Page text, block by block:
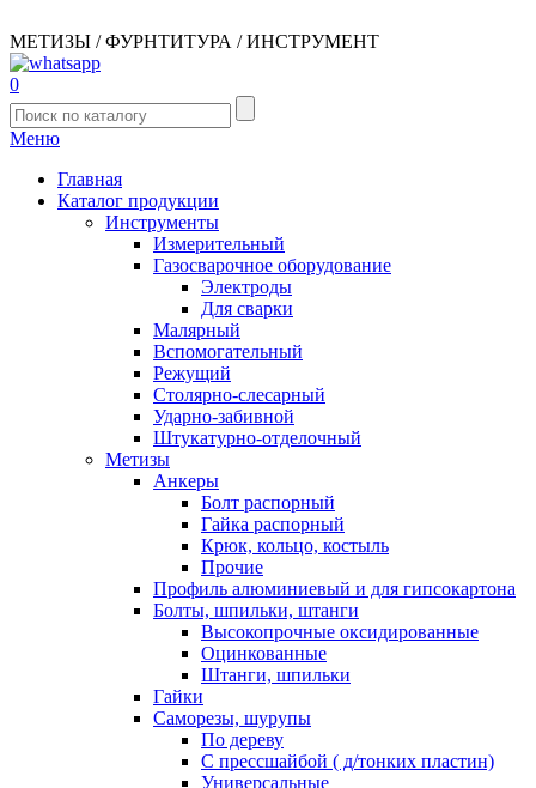
МЕТИЗЫ / ФУРНТИТУРА / ИНСТРУМЕНТ
0
Меню
Главная
Каталог продукции
Инструменты
Измерительный
Газосварочное оборудование
Электроды
Для сварки
Малярный
Вспомогательный
Режущий
Столярно-слесарный
Ударно-забивной
Штукатурно-отделочный
Метизы
Анкеры
Болт распорный
Гайка распорный
Крюк, кольцо, костыль
Прочие
Профиль алюминиевый и для гипсокартона
Болты, шпильки, штанги
Высокопрочные оксидированные
Оцинкованные
Штанги, шпильки
Гайки
Саморезы, шурупы
По дереву
С прессшайбой ( д/тонких пластин)
Универсальные